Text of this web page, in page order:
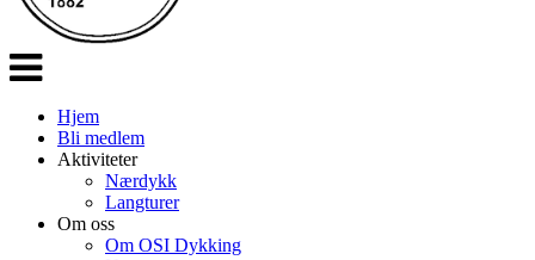
Veksle
navigasjon
Hjem
Bli medlem
Aktiviteter
Nærdykk
Langturer
Om oss
Om OSI Dykking